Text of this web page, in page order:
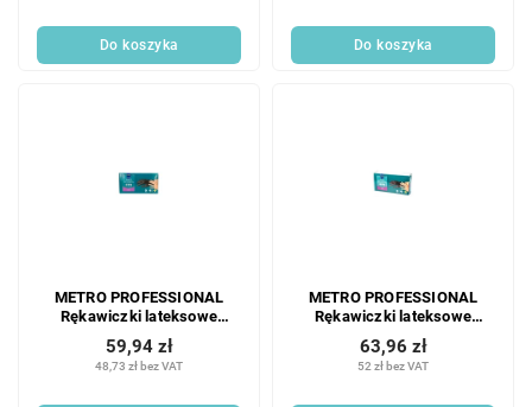
Do koszyka Do koszyka
METRO PROFESSIONAL
Rękawiczki lateksowe
bezpudrowe, czarne,
rozmiar S, 100 szt.
48,73 zł bez VAT
59,94 zł
METRO PROFESSIONAL
Rękawiczki lateksowe
bezpudrowe, czarne,
rozmiar XL, 100 szt.
52 zł bez VAT
63,96 zł